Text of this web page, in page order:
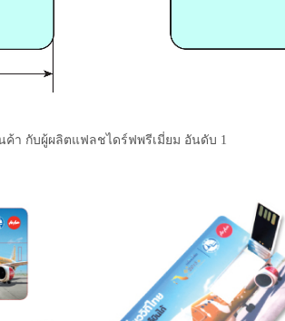
า กับผู้ผลิตแฟลชไดร์ฟพรีเมี่ยม อันดับ 1